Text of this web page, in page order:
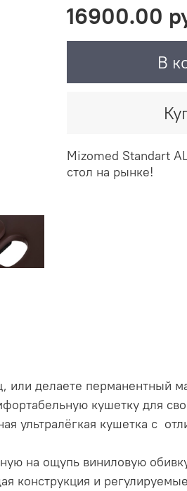
16900.00
В
Mizomed Standart
стол на рынке!
делаете перманентный
кушетку для
ультралёгкая кушетка c
на ощупь виниловую
конструкция и